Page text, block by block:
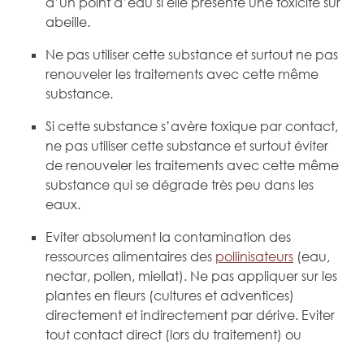
abeille.
Ne pas utiliser cette substance et surtout ne pas
renouveler les traitements avec cette même
substance.
Si cette substance s’avère toxique par contact,
ne pas utiliser cette substance et surtout éviter
de renouveler les traitements avec cette même
substance qui se dégrade très peu dans les
eaux.
Eviter absolument la contamination des
ressources alimentaires des pollinisateurs (eau,
nectar, pollen, miellat). Ne pas appliquer sur les
plantes en fleurs (cultures et adventices)
directement et indirectement par dérive. Eviter
tout contact direct (lors du traitement) ou